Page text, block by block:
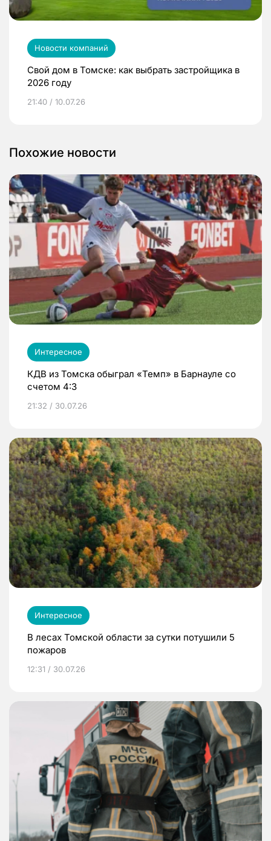
Новости компаний
Свой дом в Томске: как выбрать застройщика в
2026 году
21:40 / 10.07.26
Похожие новости
Интересное
КДВ из Томска обыграл «Темп» в Барнауле со
счетом 4:3
21:32 / 30.07.26
Интересное
В лесах Томской области за сутки потушили 5
пожаров
12:31 / 30.07.26